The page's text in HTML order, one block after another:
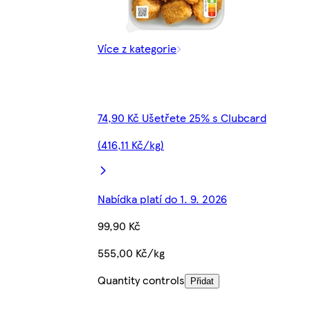
Více z kategorie
74,90 Kč Ušetřete 25% s Clubcard
(416,11 Kč/kg)
Nabídka platí do 1. 9. 2026
99,90 Kč
555,00 Kč/kg
Quantity controls
Přidat